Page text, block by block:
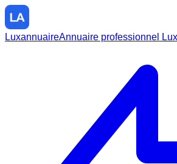
LuxannuaireAnnuaire professionnel